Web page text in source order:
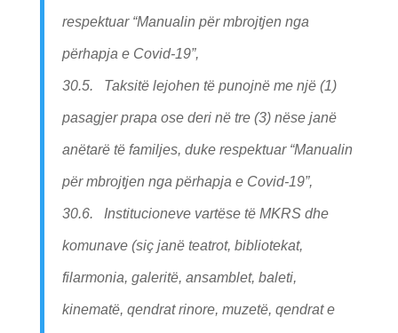
respektuar “Manualin për mbrojtjen nga
përhapja e Covid-19”,
30.5. Taksitë lejohen të punojnë me një (1)
pasagjer prapa ose deri në tre (3) nëse janë
anëtarë të familjes, duke respektuar “Manualin
për mbrojtjen nga përhapja e Covid-19”,
30.6. Institucioneve vartëse të MKRS dhe
komunave (siç janë teatrot, bibliotekat,
filarmonia, galeritë, ansamblet, baleti,
kinematë, qendrat rinore, muzetë, qendrat e